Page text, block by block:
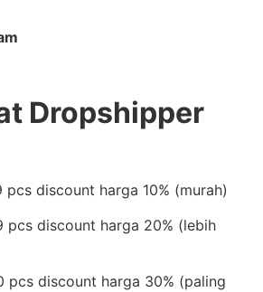
Dropshipper
discount harga 10% (murah)
discount harga 20% (lebih
discount harga 30% (paling